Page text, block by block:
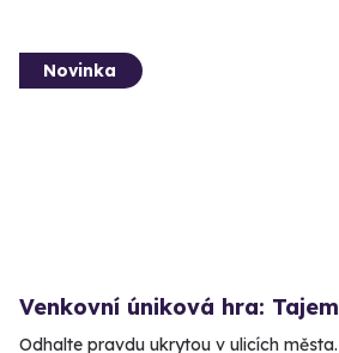
Novinka
Venkovní úniková hra:
Odhalte pravdu ukrytou v ulicích města.